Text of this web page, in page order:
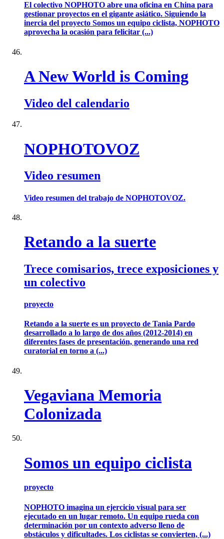
El colectivo NOPHOTO abre una oficina en China para
gestionar proyectos en el gigante asiático. Siguiendo la
inercia del proyecto Somos un equipo ciclista, NOPHOTO
aprovecha la ocasión para felicitar (...)
A New World is Coming
Video del calendario
NOPHOTOVOZ
Video resumen
Video resumen del trabajo de NOPHOTOVOZ.
Retando a la suerte
Trece comisarios, trece exposiciones y
un colectivo
proyecto
Retando a la suerte es un proyecto de Tania Pardo
desarrollado a lo largo de dos años (2012-2014) en
diferentes fases de presentación, generando una red
curatorial en torno a (...)
Vegaviana Memoria
Colonizada
Somos un equipo ciclista
proyecto
NOPHOTO imagina un ejercicio visual para ser
ejecutado en un lugar remoto. Un equipo rueda con
determinación por un contexto adverso lleno de
obstáculos y dificultades. Los ciclistas se convierten, (...)